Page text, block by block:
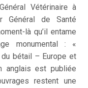
Vétérinaire à
Général de Santé
là qu’il entame
monumental : «
bétail – Europe et
anglais est publiée
restent une